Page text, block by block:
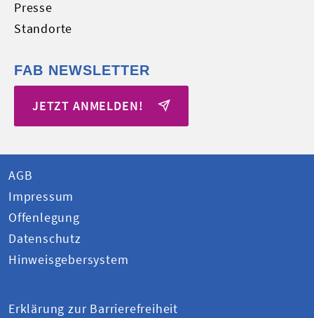
Presse
Standorte
FAB NEWSLETTER
JETZT ANMELDEN!
AGB
Impressum
Offenlegung
Datenschutz
Hinweisgebersystem
Erklärung zur Barrierefreiheit